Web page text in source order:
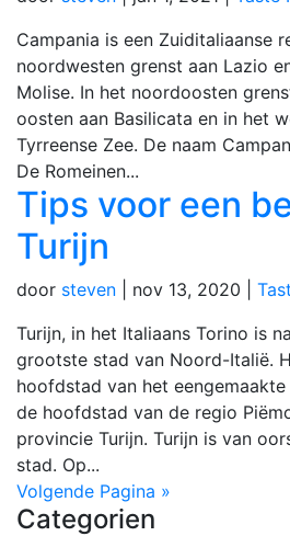
Campania is een Zuiditaliaanse
noordwesten grenst aan Lazio
Molise. In het noordoosten
oosten aan Basilicata en in het
Tyrreense Zee. De naam
De Romeinen...
Tips voor een
Turijn
door steven nov 13, 2020
Turijn, in het Italiaans Torino is
grootste stad van Noord-Italië.
hoofdstad van het
de hoofdstad van de regio
provincie Turijn. Turijn is van
stad. Op...
Volgende Pagina »
Categorien